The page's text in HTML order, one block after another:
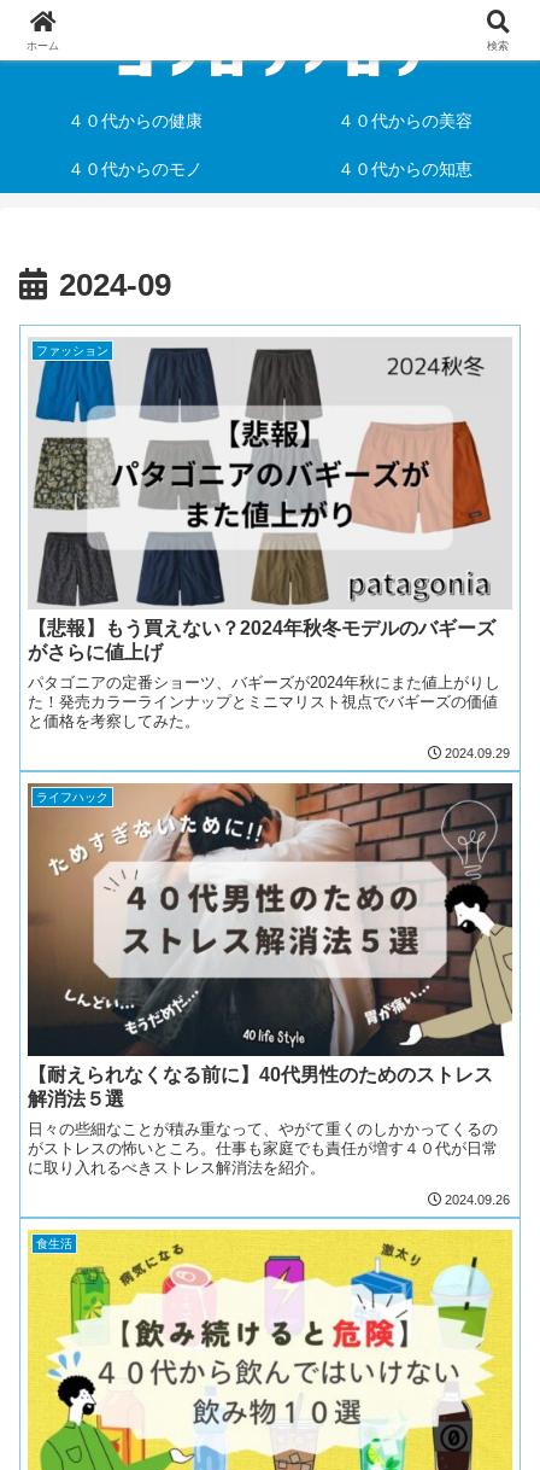
４０代からの健康 ４０代からの美容
４０代からのモノ ４０代からの知恵
2024-09
ファッション
【悲報】もう買えない？2024年秋冬モデルのバギーズ
がさらに値上げ
パタゴニアの定番ショーツ、バギーズが2024年秋にまた値上がりし
た！発売カラーラインナップとミニマリスト視点でバギーズの価値
と価格を考察してみた。
2024.09.29
ライフハック
【耐えられなくなる前に】40代男性のためのストレス
解消法５選
日々の些細なことが積み重なって、やがて重くのしかかってくるの
がストレスの怖いところ。仕事も家庭でも責任が増す４０代が日常
に取り入れるべきストレス解消法を紹介。
2024.09.26
食生活
ホーム 検索